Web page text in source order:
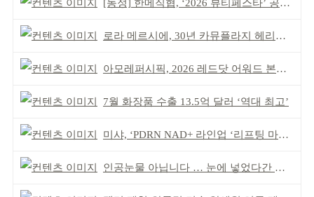
[동정] 한메직협, ‘2026 뷰티페스타’ 공동 주최
로라 메르시에, 30년 카뮤플라지 헤리티지 담아
아모레퍼시픽, 2026 레드닷 어워드 본상 2개 수상
7월 화장품 수출 13.5억 달러 ‘역대 최고’
미샤, ‘PDRN NAD+ 라인업 ‘리프팅 마스크’ 출시
인공눈물 아닙니다 … 눈에 넣었다간 각막 손상